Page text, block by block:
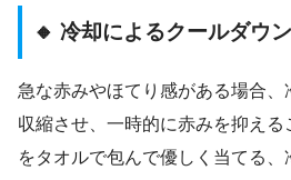
🔸 冷却によるクールダウン
急な赤みやほてり感がある場合
収縮させ、一時的に赤みを抑える
をタオルで包んで優しく当てる、